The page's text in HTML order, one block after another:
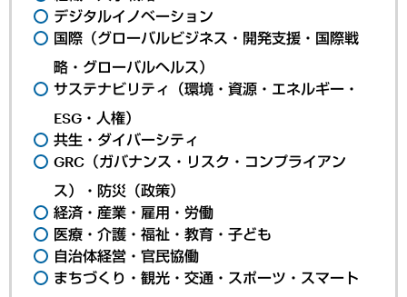
デジタルイノベーション
国際（グローバルビジネス・開発支援・国際戦
略・グローバルヘルス）
サステナビリティ（環境・資源・エネルギー・
ESG・人権）
共生・ダイバーシティ
GRC（ガバナンス・リスク・コンプライアン
ス）・防災（政策）
経済・産業・雇用・労働
医療・介護・福祉・教育・子ども
自治体経営・官民協働
まちづくり・観光・交通・スポーツ・スマート